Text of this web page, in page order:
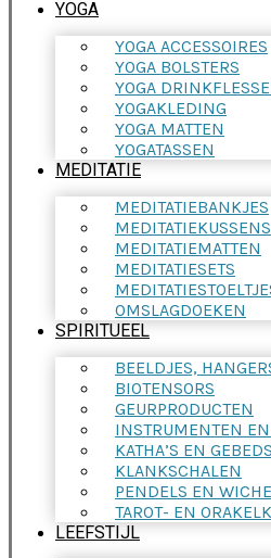
YOGA
YOGA ACCESSOIRES
YOGA BOLSTERS
YOGA
YOGAKLEDING
YOGA MATTEN
YOGATASSEN
MEDITATIE
MEDITATIEBANKJES
MEDITATIEKUSSENS
MEDITATIEMATTEN
MEDITATIESETS
OMSLAGDOEKEN
SPIRITUEEL
BEELDJES,
BIOTENSORS
GEURPRODUCTEN
INSTRUMENTEN
KATHA’S EN
KLANKSCHALEN
PENDELS EN
TAROT- EN
LEEFSTIJL